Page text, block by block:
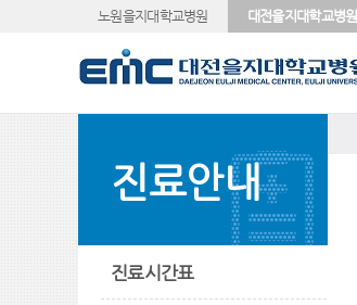
노원을지대학교병원 대전을지대학교병원
진료안내
진료시간표